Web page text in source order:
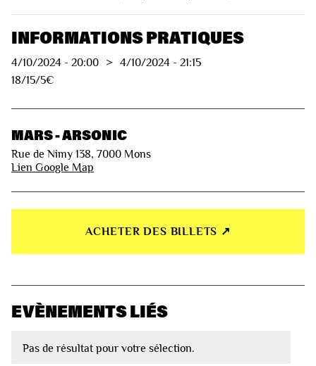
INFORMATIONS PRATIQUES
4/10/2024 - 20:00 > 4/10/2024 - 21:15
18/15/5€
MARS - ARSONIC
Rue de Nimy 138, 7000 Mons
Lien Google Map
ACHETER DES BILLETS ↗︎
EVÈNEMENTS LIÉS
Pas de résultat pour votre sélection.